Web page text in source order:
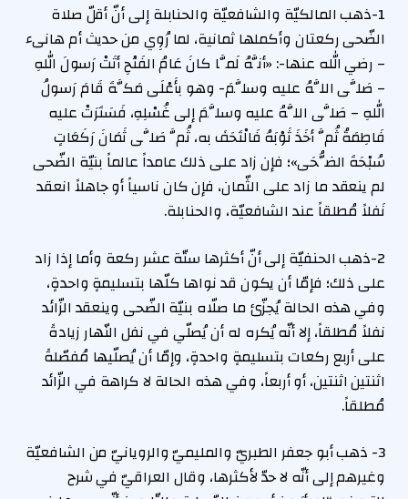
1-ذهب المالكيّة والشافعيّة والحنابلة إلى أنّ أقلّ صلاة
الضّحى ركعتان وأكملها ثمانية، لما رُوِي من حديث أم هانىء
– رضي الله عنها-: «أنَّهُ لَمَّا كانَ عَامُ الفَتْحِ أتَتْ رَسولَ اللهِ
– صَلَّى اللَّهُ عليه وسلَّمَ- وهو بأَعْلَى مَكَّةَ قَامَ رَسولُ
اللهِ – صَلَّى اللَّهُ عليه وسلَّمَ إلى غُسْلِهِ، فَسَتَرَتْ عليه
فَاطِمَةُ ثُمَّ أخَذَ ثَوْبَهُ فَالْتَحَفَ به، ثُمَّ صَلَّى ثَمَانَ رَكَعَاتٍ
سُبْحَةَ الضُّحَى»؛ فإن زاد على ذلك عامداً عالماً بنيّة الضّحى
لم ينعقد ما زاد على الثّمان، فإن كان ناسياً أو جاهلاً انعقد
نَفلاً مُطلقاً عند الشافعيّة، والحنابلة.
2-ذهب الحنفيّة إلى أنّ أكثرها ستّة عشر ركعة وأما إذا زاد
على ذلك؛ فإمّا أن يكون قد نواها كلّها بتسليمةٍ واحدةٍ،
وفي هذه الحالة يُجزّئ ما صلّاه بنيّة الضّحى وينعقد الزّائد
نفلاً مُطلقاً، إلا أنّه يُكره له أن يُصلّي في نفل النّهار زيادةً
على أربع ركعات بتسليمةٍ واحدةٍ، وإمّا أن يُصلّيها مُفصّلةً
اثنتين اثنتين، أو أربعاً، وفي هذه الحالة لا كراهة في الزّائد
مُطلقاً.
3- ذهب أبو جعفر الطبريّ والمليميّ والرويانيّ من الشافعيّة
وغيرهم إلى أنّه لا حدّ لأكثرها، وقال العراقيّ في شرح